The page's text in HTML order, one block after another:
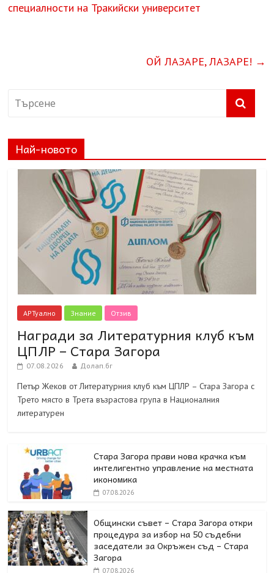
специалности на Тракийски университет
ОЙ ЛАЗАРЕ, ЛАЗАРЕ! →
Най-новото
АРТуално Знание Отзив
Награди за Литературния клуб към
ЦПЛР – Стара Загора
07.08.2026 Долап.бг
Петър Жеков от Литературния клуб към ЦПЛР – Стара Загора с
Трето място в Трета възрастова група в Националния
литературен
Стара Загора прави нова крачка към
интелигентно управление на местната
икономика
07.08.2026
Общински съвет – Стара Загора откри
процедура за избор на 50 съдебни
заседатели за Окръжен съд – Стара
Загора
07.08.2026